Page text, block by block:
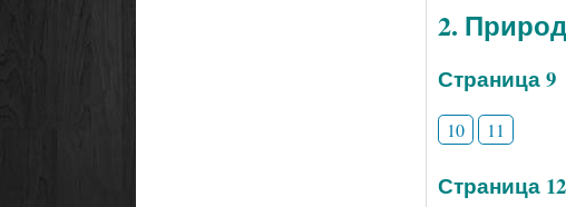
2.
Страница 9
10 11
Страница 12